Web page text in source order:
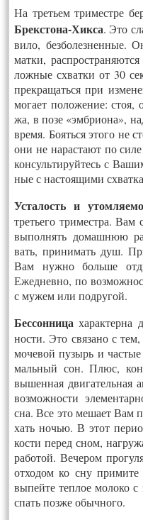
На третьем три­мест­ре
Брекс­то­на-Хик­са. Это
вило, без­бо­лез­ненные.
мат­ки,
лож­ные схват­ки от 30
прек­ра­щать­ся при
мога­ет по­ложе­ние:
жа, в по­зе «эмб­ри­она»,
вре­мя. Бо­ять­ся это­го не
они не на­рас­та­ют по
кон­суль­ти­руй­тесь с
ные с нас­то­ящи­ми
Ус­та­лость и
третьего три­мест­ра. Вам
вы­пол­нять до­маш­нюю
вать, при­нимать душ.
Вам нуж­но боль­ше
Ежед­невно, по
с му­жем или под­ру­гой.
Бес­сонни­цаха­рак­терна
ности. Это свя­зано с
мо­чевой пу­зырь и
маль­ный сон. Плюс,
вышен­ная
воз­можнос­ти
сна. Все это ме­ша­ет Вам
хать ночью. В этот
кости пе­ред сном,
ра­ботой. Ве­чером
от­хо­дом ко сну
вы­пей­те теп­лое мо­локо
спать поз­же обыч­но­го.